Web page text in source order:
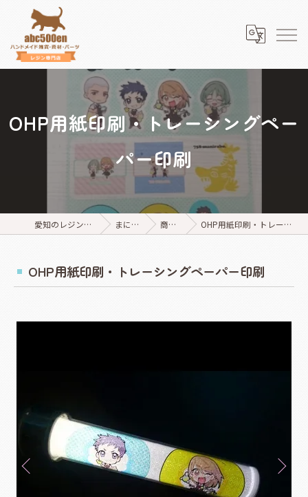
OHP用紙印刷・トレーシングペー
パー印刷
愛知のレジンならabc500en まにらぼ。 商品案内 OHP用紙印刷・トレーシングペーパー印刷
OHP用紙印刷・トレーシングペーパー印刷